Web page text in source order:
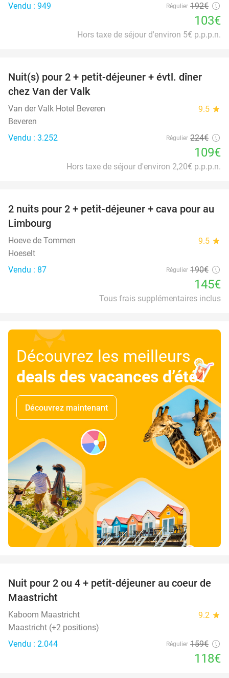
Vendu : 949
Régulier 192€
103€
Hors taxe de séjour d'environ 5€ p.p.p.n.
51%
Nuit(s) pour 2 + petit-déjeuner + évtl. dîner
chez Van der Valk
Van der Valk Hotel Beveren 9.5 star
Beveren
Vendu : 3.252
Régulier 224€
109€
Hors taxe de séjour d'environ 2,20€ p.p.p.n.
24%
2 nuits pour 2 + petit-déjeuner + cava pour au
Limbourg
Hoeve de Tommen 9.5 star
Hoeselt
Vendu : 87
Régulier 190€
145€
Tous frais supplémentaires inclus
Découvrez les meilleurs
deals des vacances d’été!
Découvrez maintenant
26%
Nuit pour 2 ou 4 + petit-déjeuner au coeur de
Maastricht
Kaboom Maastricht 9.2 star
Maastricht (+2 positions)
Vendu : 2.044
Régulier 159€
118€